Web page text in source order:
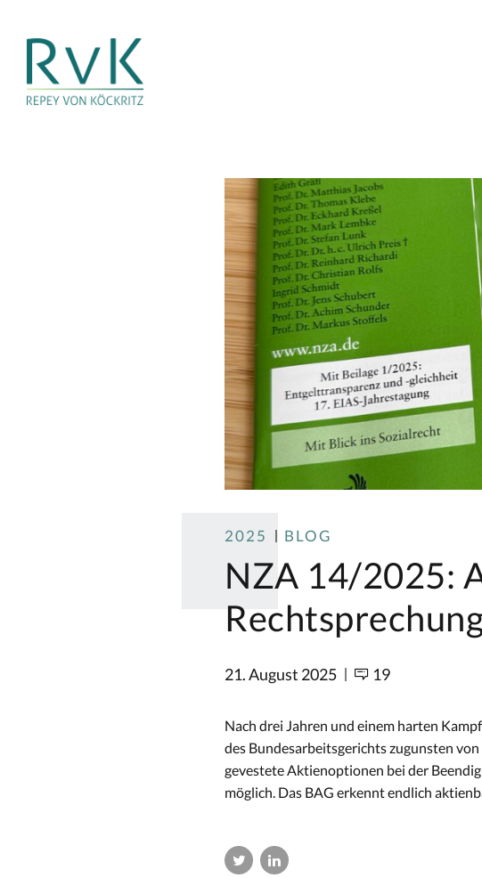
2025 BLOG
NZA 14/2025:
21. August 2025 19
Nach drei Jahren und einem harten
des Bundesarbeitsgerichts zugunsten
gevestete Aktienoptionen bei der
möglich. Das BAG erkennt endlich